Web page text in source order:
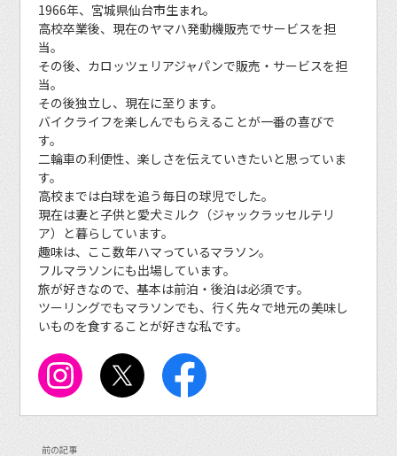
1966年、宮城県仙台市生まれ。
高校卒業後、現在のヤマハ発動機販売でサービスを担
当。
その後、カロッツェリアジャパンで販売・サービスを担
当。
その後独立し、現在に至ります。
バイクライフを楽しんでもらえることが一番の喜びで
す。
二輪車の利便性、楽しさを伝えていきたいと思っていま
す。
高校までは白球を追う毎日の球児でした。
現在は妻と子供と愛犬ミルク（ジャックラッセルテリ
ア）と暮らしています。
趣味は、ここ数年ハマっているマラソン。
フルマラソンにも出場しています。
旅が好きなので、基本は前泊・後泊は必須です。
ツーリングでもマラソンでも、行く先々で地元の美味し
いものを食することが好きな私です。